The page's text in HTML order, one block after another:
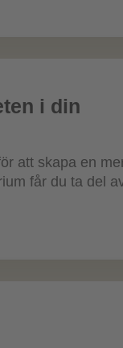
i din
att skapa en
får du ta del